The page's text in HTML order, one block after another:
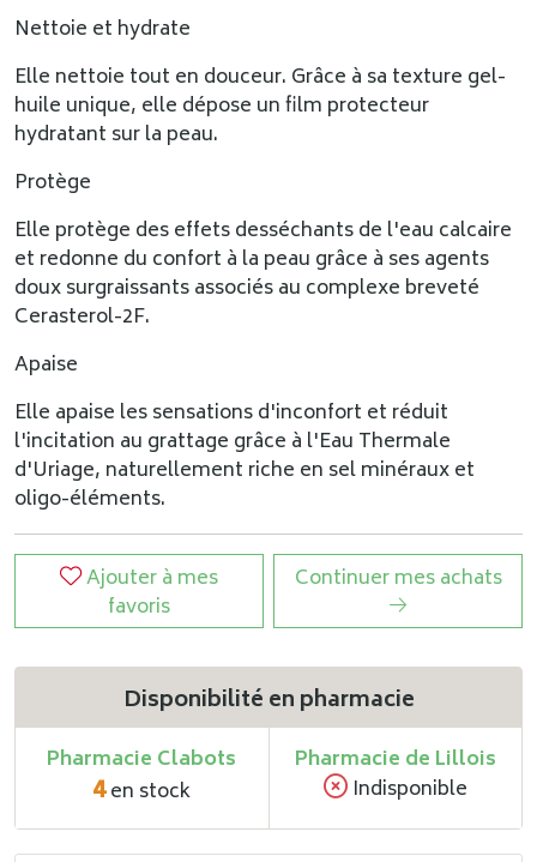
Nettoie et hydrate
Elle nettoie tout en douceur. Grâce à sa texture gel-
huile unique, elle dépose un film protecteur
hydratant sur la peau.
Protège
Elle protège des effets desséchants de l'eau calcaire
et redonne du confort à la peau grâce à ses agents
doux surgraissants associés au complexe breveté
Cerasterol-2F.
Apaise
Elle apaise les sensations d'inconfort et réduit
l'incitation au grattage grâce à l'Eau Thermale
d'Uriage, naturellement riche en sel minéraux et
oligo-éléments.
Ajouter à mes
favoris
Continuer mes achats
Disponibilité en pharmacie
Pharmacie Clabots
4en stock
Pharmacie de Lillois
Indisponible